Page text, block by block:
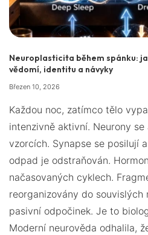
Neuroplasticita během spánku:
vědomí, identitu a návyky
Březen 10, 2026
Každou noc, zatímco tělo
intenzivně aktivní. Neurony
vzorcích. Synapse se posilují
odpad je odstraňován.
načasovaných cyklech.
reorganizovány do souvislých
pasivní odpočinek. Je to
Moderní neurověda odhalila,